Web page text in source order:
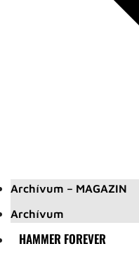
Archívum – MAGAZIN
Archívum
HAMMER FOREVER